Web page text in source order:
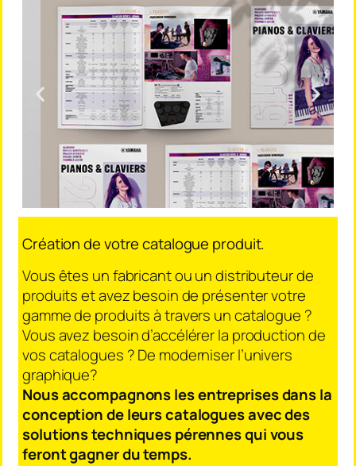
Création de votre catalogue produit.
Vous êtes un fabricant ou un distributeur de
produits et avez besoin de présenter votre
gamme de produits à travers un catalogue ?
Vous avez besoin d’accélérer la production de
vos catalogues ? De moderniser l’univers
graphique?
Nous accompagnons les entreprises dans la
conception de leurs catalogues avec des
solutions techniques pérennes qui vous
feront gagner du temps.